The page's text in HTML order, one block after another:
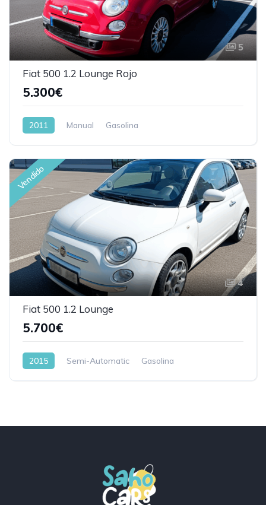
5
Fiat 500 1.2 Lounge Rojo
5.300€
2011 Manual Gasolina
Vendido
4
Fiat 500 1.2 Lounge
5.700€
2015 Semi-Automatic Gasolina